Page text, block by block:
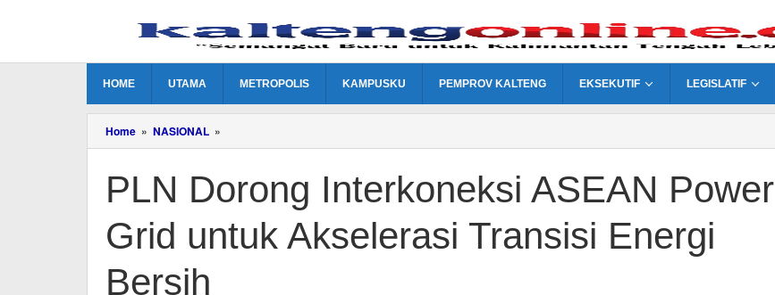
HOME UTAMA METROPOLIS KAMPUSKU PEMPROV KALTENG EKSEKUTIF LEGISLATIF
Home » NASIONAL »
Dorong
ASEAN
Power
untuk
Akselerasi
PLN Dorong Interkoneksi ASEAN Power
Grid untuk Akselerasi Transisi Energi
Bersih